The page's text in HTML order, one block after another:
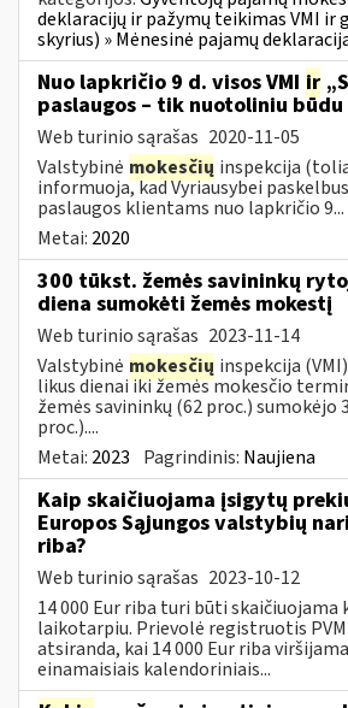
deklaracijų ir pažymų teikimas VMI ir
skyrius) » Mėnesinė pajamų
Nuo lapkričio 9 d. visos VMI ir
paslaugos – tik nuotoliniu būdu
Web turinio sąrašas 2020-11-05
Valstybinė mokesčių inspekcija
informuoja, kad Vyriausybei
paslaugos klientams nuo lapkričio 9...
Metai: 2020
300 tūkst. žemės savininkų
diena sumokėti žemės mokestį
Web turinio sąrašas 2023-11-14
Valstybinė mokesčių inspekcija
likus dienai iki žemės mokesčio
žemės savininkų (62 proc.) sumokėjo
proc.)....
Metai: 2023 Pagrindinis: Naujiena
Kaip skaičiuojama įsigytų
Europos Sąjungos valstybių
riba?
Web turinio sąrašas 2023-10-12
14 000 Eur riba turi būti
laikotarpiu. Prievolė registruotis
atsiranda, kai 14 000 Eur riba
einamaisiais kalendoriniais...